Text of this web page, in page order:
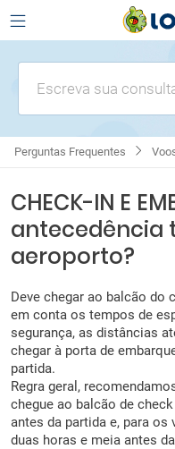
Escreva sua
Perguntas Frequentes
CHECK-IN E
antecedência
aeroporto?
Deve chegar ao balcão do
em conta os tempos de
segurança, as distâncias
chegar à porta de
partida.
Regra geral,
chegue ao balcão de
antes da partida e, para
duas horas e meia antes